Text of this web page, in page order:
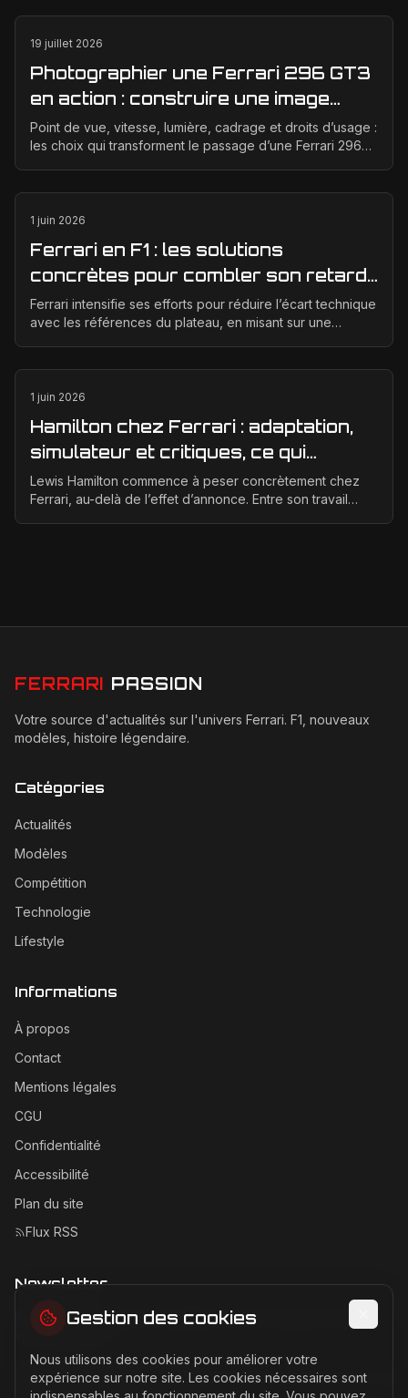
19 juillet 2026
Photographier une Ferrari 296 GT3
en action : construire une image
éditoriale qui raconte la course
Point de vue, vitesse, lumière, cadrage et droits d’usage :
les choix qui transforment le passage d’une Ferrari 296
1 juin 2026
Ferrari en F1 : les solutions
concrètes pour combler son retard
technique en 2026
Ferrari intensifie ses efforts pour réduire l’écart technique
avec les références du plateau, en misant sur une
1 juin 2026
Hamilton chez Ferrari : adaptation,
simulateur et critiques, ce qui
change vraiment pour la Scuderia
Lewis Hamilton commence à peser concrètement chez
Ferrari, au-delà de l’effet d’annonce. Entre son travail
FERRARI PASSION
Votre source d'actualités sur l'univers Ferrari. F1, nouveaux
modèles, histoire légendaire.
Catégories
Actualités
Modèles
Compétition
Technologie
Lifestyle
Informations
À propos
Contact
Mentions légales
CGU
Confidentialité
Accessibilité
Plan du site
Flux RSS
Newsletter
Recevez les dernières actualités Ferrari directement dans
Adresse email pour la newsletter
Gestion des cookies
Nous utilisons des cookies pour améliorer votre
expérience sur notre site. Les cookies nécessaires sont